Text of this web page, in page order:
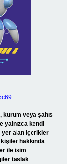
kurum veya şahıs
yalnızca kendi
yer alan içerikler
hakkında
ile isim
taslak